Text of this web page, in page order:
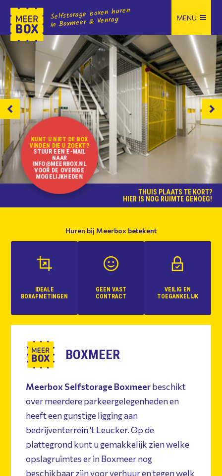
Selfstorage boxen huren
in Boxmeer & Venray
prev next
THUIS PLAATS TE KORT?
HIER IS NOG RUIMTE GENOEG!
KUNT U NIET DE BOX
VINDEN DIE U ZOEKT?
STUUR EEN E-MAIL
NAAR
INFO@MEERBOX.NL
VOOR DE OVERIGE
MOGELIJKHEDEN
Huren bij Meerbox betekent
IDEALE
BOXAFMETINGEN
GEEN VAST
CONTRACT
VEILIG EN
TOEGANKELIJK
BOXMEER
Meerbox Selfstorage Boxmeerbeschikt
over meerdere parkeergelegenheden en
heeft een gunstige ligging aan
bedrijventerrein 't Leucker. Op de
plattegrond kunt u gemakkelijk zien welke
opslagruimtes er in Boxmeer nog
beschikbaar zijn voor verhuur en tegen welk